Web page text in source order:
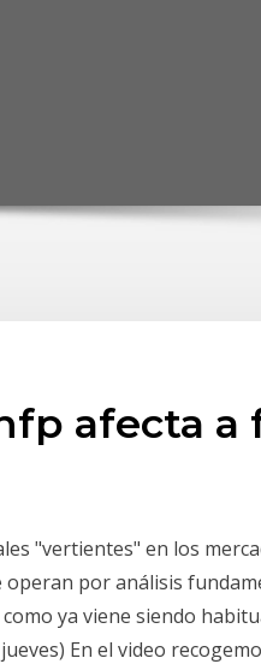
afecta a
"vertientes" en los
operan por análisis
ya viene siendo
En el video